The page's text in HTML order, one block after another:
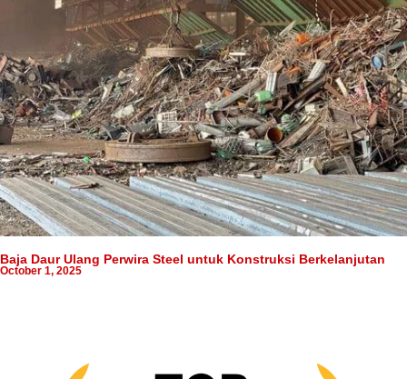
Baja Daur Ulang Perwira Steel untuk Konstruksi Berkelanjutan
October 1, 2025